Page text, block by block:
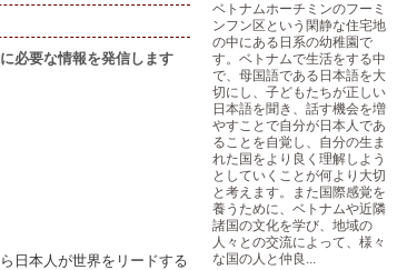
必要な情報を発信します
日本人が世界をリードする
ベトナムホーチミンのフーミ
ンフン区という閑静な住宅地
の中にある日系の幼稚園で
す。ベトナムで生活をする中
で、母国語である日本語を大
切にし、子どもたちが正しい
日本語を聞き、話す機会を増
やすことで自分が日本人であ
ることを自覚し、自分の生ま
れた国をより良く理解しよう
としていくことが何より大切
と考えます。また国際感覚を
養うために、ベトナムや近隣
諸国の文化を学び、地域の
人々との交流によって、様々
な国の人と仲良...